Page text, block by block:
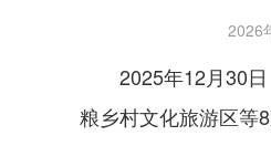
2026
2025年12月30
粮乡村文化旅游区等